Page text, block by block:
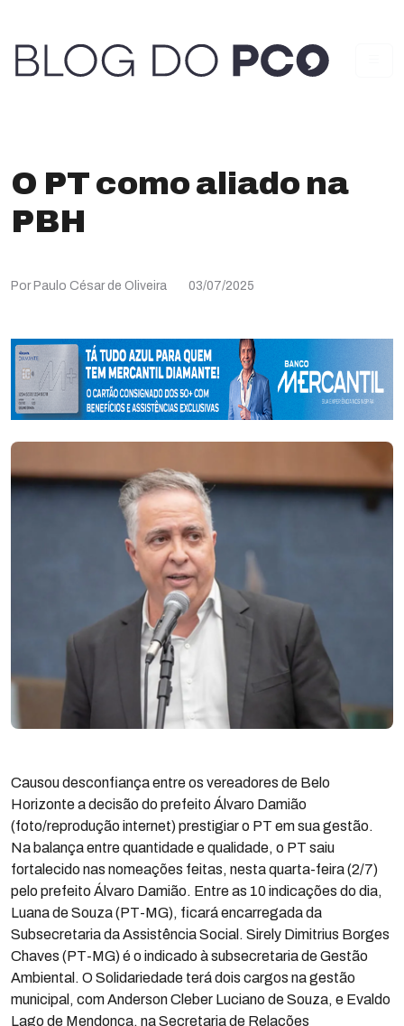
O PT como aliado na
PBH
Por Paulo César de Oliveira 03/07/2025
Causou desconfiança entre os vereadores de Belo
Horizonte a decisão do prefeito Álvaro Damião
(foto/reprodução internet) prestigiar o PT em sua gestão.
Na balança entre quantidade e qualidade, o PT saiu
fortalecido nas nomeações feitas, nesta quarta-feira (2/7)
pelo prefeito Álvaro Damião. Entre as 10 indicações do dia,
Luana de Souza (PT-MG), ficará encarregada da
Subsecretaria da Assistência Social. Sirely Dimitrius Borges
Chaves (PT-MG) é o indicado à subsecretaria de Gestão
Ambiental. O Solidariedade terá dois cargos na gestão
municipal, com Anderson Cleber Luciano de Souza, e Evaldo
Lago de Mendonça, na Secretaria de Relações